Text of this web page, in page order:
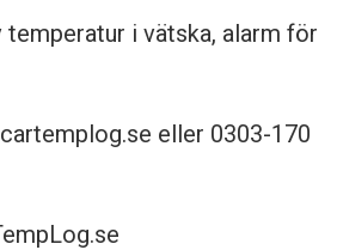
i vätska, alarm för
eller 0303-170